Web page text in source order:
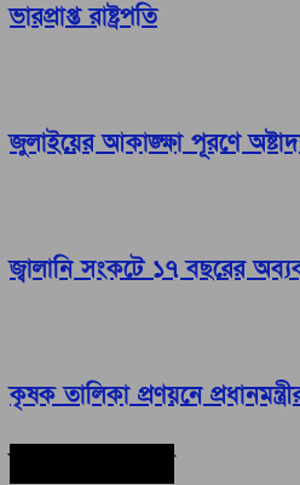
ভারপ্রাপ্ত রাষ্ট্রপতি
জুলাইয়ের আকাঙ্ক্ষা পূরণে অষ্টাদশ
জ্বালানি সংকটে ১৭ বছরের
কৃষক তালিকা প্রণয়নে